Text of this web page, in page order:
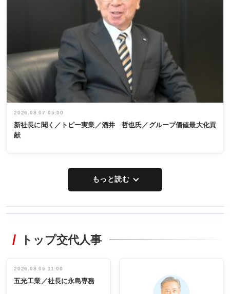
2026.08.07 05:00
新社長に聞く／トピー実業／酒井 哲也氏／グループ価値最大化貢
献
もっと読む
非鉄業界で
インタビュ
ー／社内ア
タックトレー
祝う 業界関
係者ら220人
出席
トップ交代人事
2026.08.05 11:00
五光工業／社長に永島専務